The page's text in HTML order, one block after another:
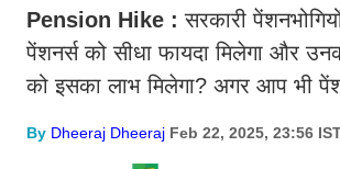
Pension Hike :सरकारी
पेंशनर्स को सीधा फायदा मिलेगा और
को इसका लाभ मिलेगा? अगर आप भी
By Dheeraj Dheeraj Feb 22, 2025, 23:56